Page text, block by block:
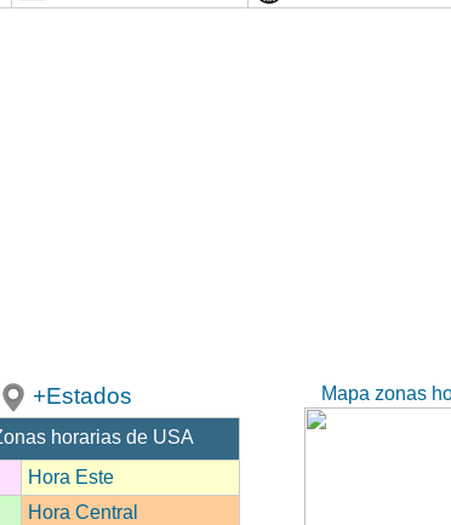
+Estados
horarias de USA
Hora Este
Hora Central
Mapa zonas